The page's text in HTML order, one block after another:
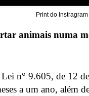
Print do Instragram
animais numa
n° 9.605, de 12
a um ano, além